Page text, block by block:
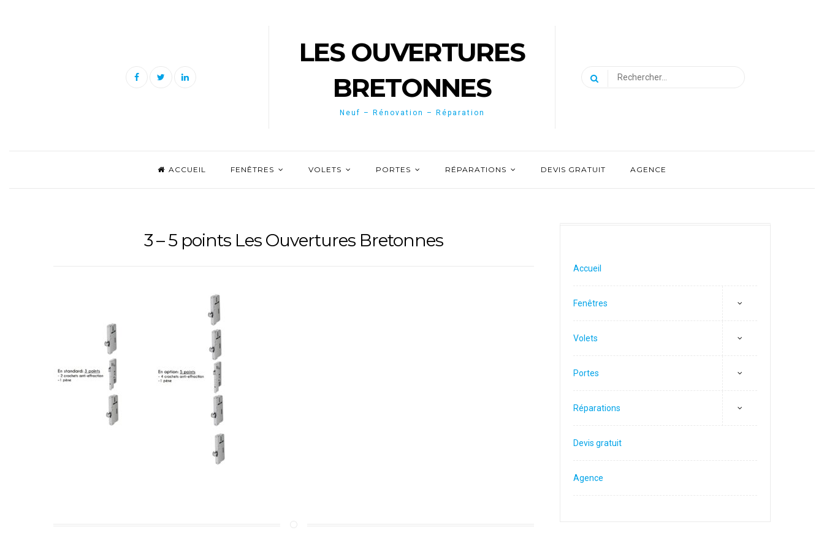
FacebookTwitterLinkedin
LES OUVERTURES
BRETONNES
Neuf – Rénovation – Réparation
Rechercher :
ACCUEIL FENÊTRES VOLETS PORTES RÉPARATIONS DEVIS GRATUIT AGENCE
3 – 5 points Les Ouvertures Bretonnes
Accueil
Fenêtres
Volets
Portes
Réparations
Devis gratuit
Agence